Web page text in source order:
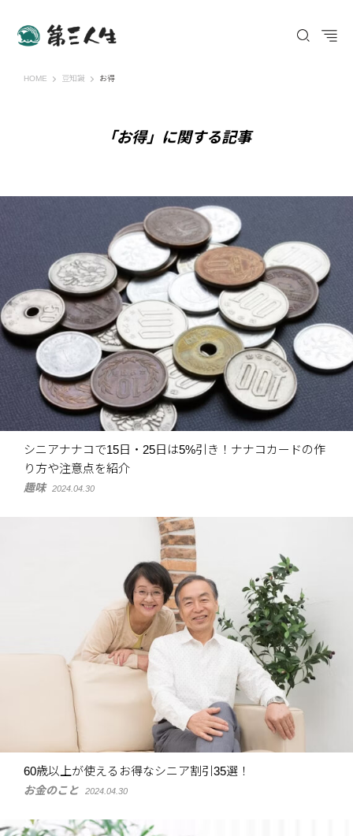
HOME 第三人生 〜寄り道の歩き方〜
豆知識 お得
「お得」に関する記事
シニアナナコで15日・25日は5%引き！ナナコカードの作
り方や注意点を紹介
趣味 2024.04.30
60歳以上が使えるお得なシニア割引35選！
お金のこと 2024.04.30